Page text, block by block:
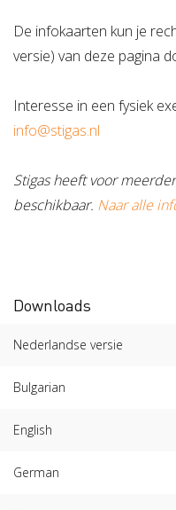
De infokaarten kun je
versie) van deze pagina
Interesse in een fysiek
info@stigas.nl
Stigas heeft voor
beschikbaar. Naar alle
Downloads
Nederlandse versie
Bulgarian
English
German